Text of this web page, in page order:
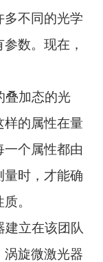
多不同的光学
数。现在，
叠加态的光
样的属性在量
个属性都由
量时，才能确
。
建立在该团队
涡旋微激光器